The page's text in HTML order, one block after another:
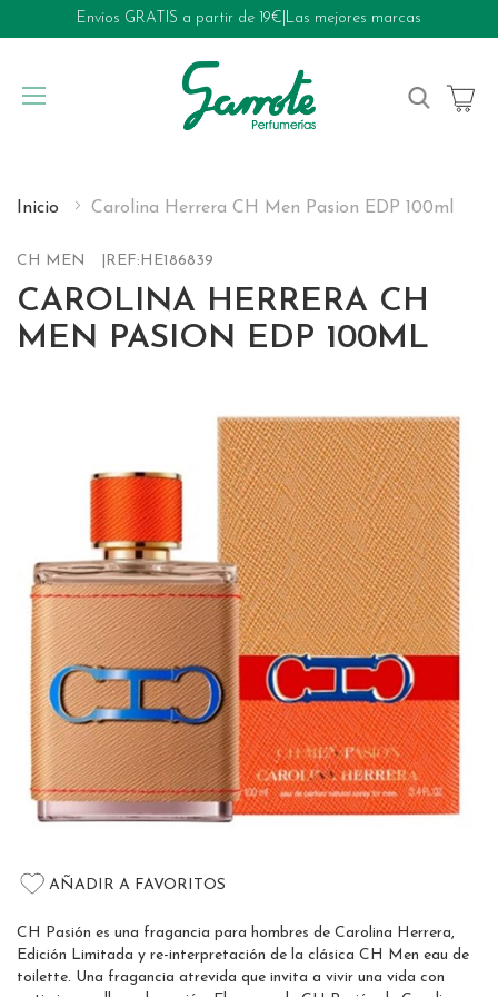
Envíos GRATIS a partir de 19€ Las mejores marcas
My Cart
Inicio Carolina Herrera CH Men Pasion EDP 100ml
CH MEN REF:HE186839
CAROLINA HERRERA CH
MEN PASION EDP 100ML
to
the
the
AÑADIR A FAVORITOS
CH Pasión es una fragancia para hombres de Carolina Herrera,
Edición Limitada y re-interpretación de la clásica CH Men eau de
toilette. Una fragancia atrevida que invita a vivir una vida con